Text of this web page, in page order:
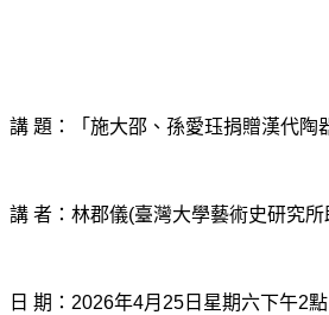
講 題：「施大邵、孫愛珏捐贈漢代陶
講 者：林郡儀(臺灣大學藝術史研究
日 期： 2026年4月 25 日星期六下午2點